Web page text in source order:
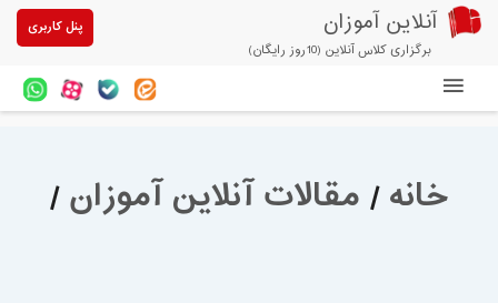
آنلاین آموزان
برگزاری کلاس آنلاین (10روز رایگان)
پنل کاربری
آزمون های آنلاین
مقالات آنلاین آموزان
خانه/مقالات آنلاین آموزان/